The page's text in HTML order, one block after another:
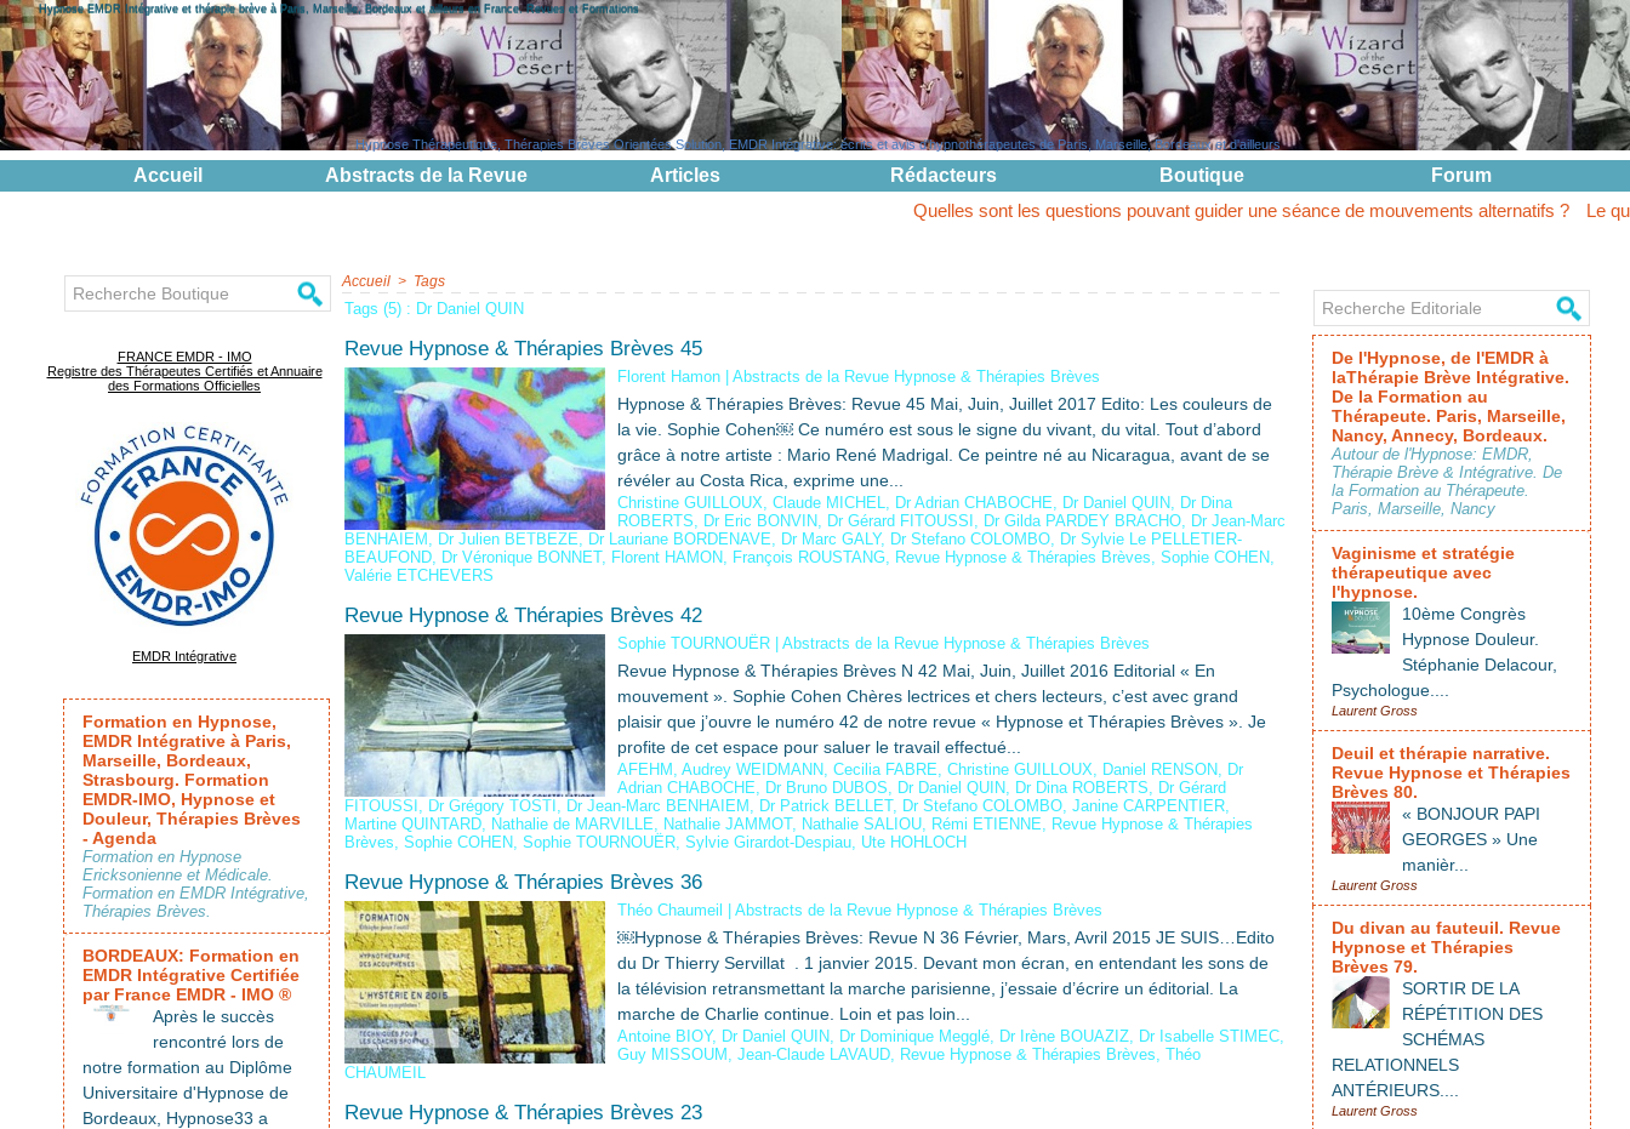
Hypnose EMDR Intégrative et thérapie brève à Paris, Marseille, Bordeaux et ailleurs en France. Revues et Formations
Hypnose Thérapeutique, Thérapies Brèves Orientées Solution, EMDR Intégrative: écrits et avis d'hypnothérapeutes de Paris, Marseille, Bordeaux et d'ailleurs
Accueil Abstracts de la Revue Articles Rédacteurs Boutique
Forum
Quelles sont les questions pouvant guider une séance de mouvements alternatifs ?
Le questionnement
FRANCE EMDR - IMO
Registre des Thérapeutes Certifiés et Annuaire
des Formations Officielles
EMDR Intégrative
Formation en Hypnose,
EMDR Intégrative à Paris,
Marseille, Bordeaux,
Strasbourg. Formation
EMDR-IMO, Hypnose et
Douleur, Thérapies Brèves
- Agenda
Formation en Hypnose
Ericksonienne et Médicale.
Formation en EMDR Intégrative,
Thérapies Brèves.
BORDEAUX: Formation en
EMDR Intégrative Certifiée
par France EMDR - IMO ®
Après le succès
rencontré lors de
notre formation au Diplôme
Universitaire d'Hypnose de
Bordeaux, Hypnose33 a
Accueil > Tags
Tags (5) : Dr Daniel QUIN
Revue Hypnose & Thérapies Brèves 45
Florent Hamon | Abstracts de la Revue Hypnose & Thérapies Brèves
Hypnose & Thérapies Brèves: Revue 45 Mai, Juin, Juillet 2017 Edito: Les couleurs de
la vie. Sophie Cohen￼ Ce numéro est sous le signe du vivant, du vital. Tout d’abord
grâce à notre artiste : Mario René Madrigal. Ce peintre né au Nicaragua, avant de se
révéler au Costa Rica, exprime une...
Christine GUILLOUX Claude MICHEL Dr Adrian CHABOCHE Dr Daniel QUIN Dr Dina
ROBERTS
Dr Eric BONVIN Dr Gérard FITOUSSI Dr Gilda PARDEY BRACHO Dr Jean-Marc
BENHAIEM
Dr Julien BETBEZE Dr Lauriane BORDENAVE Dr Marc GALY, Dr Stefano COLOMBO Dr Sylvie Le PELLETIER-
BEAUFOND Dr Véronique BONNET, Florent HAMON François ROUSTANG Revue Hypnose & Thérapies Brèves Sophie COHEN
Valérie ETCHEVERS
Revue Hypnose & Thérapies Brèves 42
Sophie TOURNOUËR | Abstracts de la Revue Hypnose & Thérapies Brèves
Revue Hypnose & Thérapies Brèves N 42 Mai, Juin, Juillet 2016 Editorial « En
mouvement ». Sophie Cohen Chères lectrices et chers lecteurs, c’est avec grand
plaisir que j’ouvre le numéro 42 de notre revue « Hypnose et Thérapies Brèves ». Je
profite de cet espace pour saluer le travail effectué...
AFEHM Audrey WEIDMANN Cecilia FABRE Christine GUILLOUX Daniel RENSON Dr
Adrian CHABOCHE
Dr Bruno DUBOS Dr Daniel QUIN Dr Dina ROBERTS
Dr Gérard
FITOUSSI
Dr Grégory TOSTI Dr Jean-Marc BENHAIEM Dr Patrick BELLET, Dr Stefano COLOMBO Janine CARPENTIER
Martine QUINTARD Nathalie de MARVILLE Nathalie JAMMOT, Nathalie SALIOU Rémi ETIENNE
Revue Hypnose & Thérapies
Brèves Sophie COHEN Sophie TOURNOUËR Sylvie Girardot-Despiau Ute HOHLOCH
Revue Hypnose & Thérapies Brèves 36
Théo Chaumeil | Abstracts de la Revue Hypnose & Thérapies Brèves
￼Hypnose & Thérapies Brèves: Revue N 36 Février, Mars, Avril 2015 JE SUIS…Edito
du Dr Thierry Servillat . 1 janvier 2015. Devant mon écran, en entendant les sons de
la télévision retransmettant la marche parisienne, j’essaie d’écrire un éditorial. La
marche de Charlie continue. Loin et pas loin...
Antoine BIOY, Dr Daniel QUIN Dr Dominique Megglé Dr Irène BOUAZIZ Dr Isabelle STIMEC
Guy MISSOUM Jean-Claude LAVAUD Revue Hypnose & Thérapies Brèves Théo
CHAUMEIL
Revue Hypnose & Thérapies Brèves 23
De l'Hypnose, de l'EMDR à
laThérapie Brève Intégrative.
De la Formation au
Thérapeute. Paris, Marseille,
Nancy, Annecy, Bordeaux.
Autour de l'Hypnose: EMDR,
Thérapie Brève & Intégrative. De
la Formation au Thérapeute.
Paris, Marseille, Nancy
Vaginisme et stratégie
thérapeutique avec
l'hypnose.
10ème Congrès
Hypnose Douleur.
Stéphanie Delacour,
Psychologue....
Laurent Gross
Deuil et thérapie narrative.
Revue Hypnose et Thérapies
Brèves 80.
« BONJOUR PAPI
GEORGES » Une
manièr...
Laurent Gross
Du divan au fauteuil. Revue
Hypnose et Thérapies
Brèves 79.
SORTIR DE LA
RÉPÉTITION DES
SCHÉMAS
RELATIONNELS
ANTÉRIEURS....
Laurent Gross